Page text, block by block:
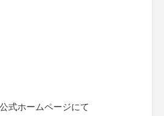
式ホームページにて